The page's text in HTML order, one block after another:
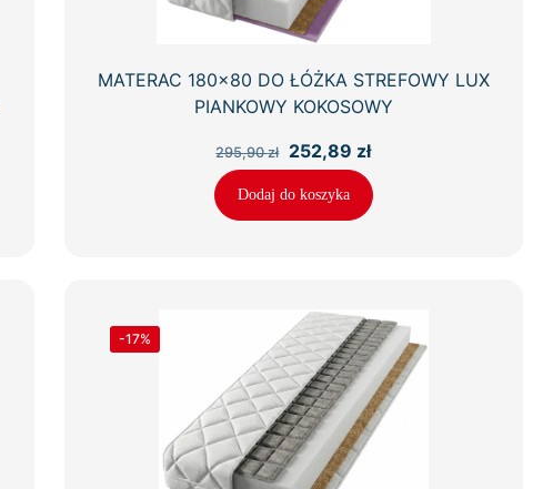
MATERAC 180×80 DO ŁÓŻKA STREFOWY LUX
PIANKOWY KOKOSOWY
295,90zł
Pierwotna
cena
wynosiła:
295,90 zł.
252,89 złAktualna
wynosi:
252,89 zł.
Dodaj do koszyka
-17%